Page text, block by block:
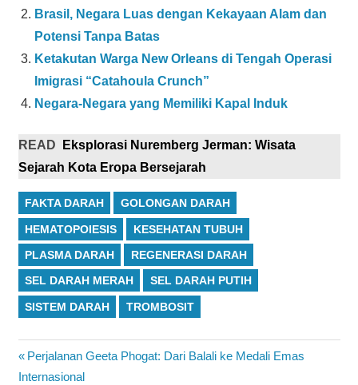
Brasil, Negara Luas dengan Kekayaan Alam dan
Potensi Tanpa Batas
Ketakutan Warga New Orleans di Tengah Operasi
Imigrasi “Catahoula Crunch”
Negara-Negara yang Memiliki Kapal Induk
READ
Eksplorasi Nuremberg Jerman: Wisata
Sejarah Kota Eropa Bersejarah
FAKTA DARAH GOLONGAN DARAH
HEMATOPOIESIS KESEHATAN TUBUH
PLASMA DARAH REGENERASI DARAH
SEL DARAH MERAH SEL DARAH PUTIH
SISTEM DARAH TROMBOSIT
Navigasi
Previous
Post:
Perjalanan Geeta Phogat: Dari Balali ke Medali Emas
Internasional